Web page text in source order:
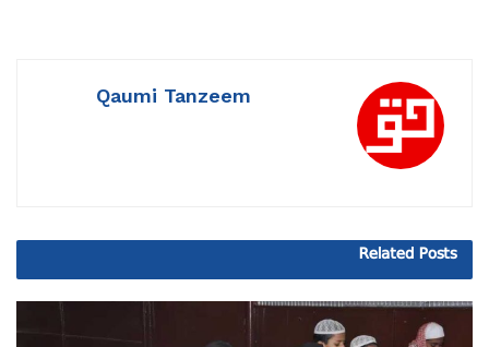
Qaumi Tanzeem
Related Posts